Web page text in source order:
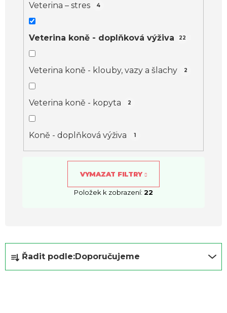
Ř
a
Řadit podle:Doporučujeme
Veterina – stres 4
Veterina koně - doplňková výživa 22
Veterina koně - klouby, vazy a šlachy 2
Veterina koně - kopyta 2
Koně - doplňková výživa 1
VYMAZAT FILTRY
Položek k zobrazení: 22